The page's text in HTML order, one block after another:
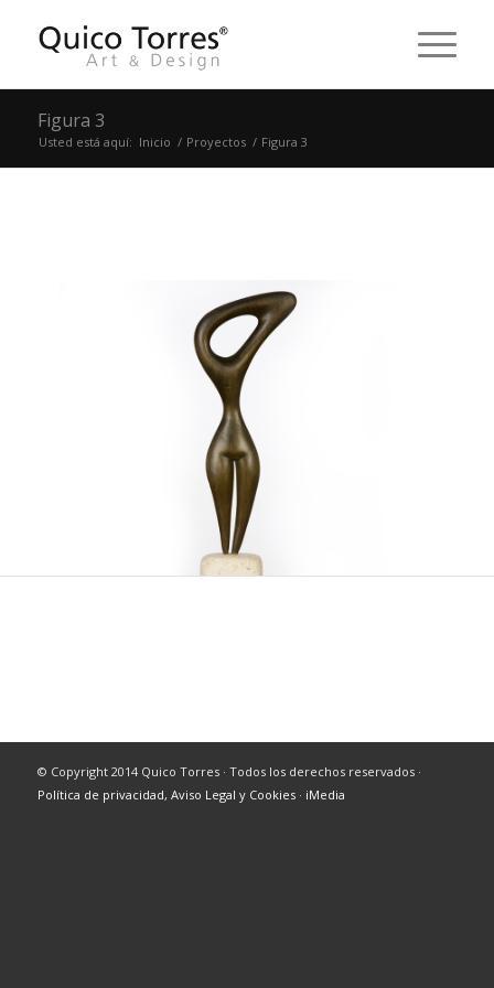
Figura 3
Usted está aquí: Inicio / Proyectos / Figura 3
© Copyright 2014 Quico Torres · Todos los derechos reservados ·
Política de privacidad, Aviso Legal y Cookies· iMedia